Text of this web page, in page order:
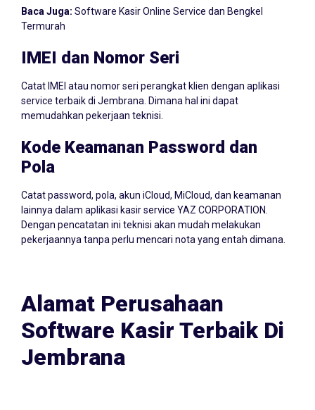
Baca Juga: Software Kasir Online Service dan Bengkel
Termurah
IMEI dan Nomor Seri
Catat IMEI atau nomor seri perangkat klien dengan aplikasi
service terbaik di Jembrana. Dimana hal ini dapat
memudahkan pekerjaan teknisi.
Kode Keamanan Password dan
Pola
Catat password, pola, akun iCloud, MiCloud, dan keamanan
lainnya dalam aplikasi kasir service YAZ CORPORATION.
Dengan pencatatan ini teknisi akan mudah melakukan
pekerjaannya tanpa perlu mencari nota yang entah dimana.
Alamat Perusahaan
Software Kasir Terbaik Di
Jembrana